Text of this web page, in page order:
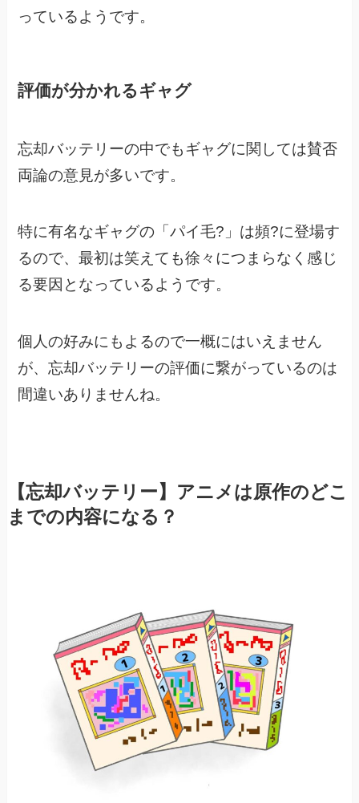
っているようです。
評価が分かれるギャグ
忘却バッテリーの中でもギャグに関しては賛否
両論の意見が多いです。
特に有名なギャグの「パイ毛?」は頻?に登場す
るので、最初は笑えても徐々につまらなく感じ
る要因となっているようです。
個人の好みにもよるので一概にはいえません
が、忘却バッテリーの評価に繋がっているのは
間違いありませんね。
【忘却バッテリー】アニメは原作のどこ
までの内容になる？